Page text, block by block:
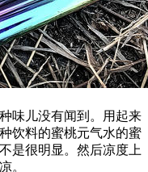
味儿没有闻到。用起来
饮料的蜜桃元气水的蜜
是很明显。然后凉度上
。